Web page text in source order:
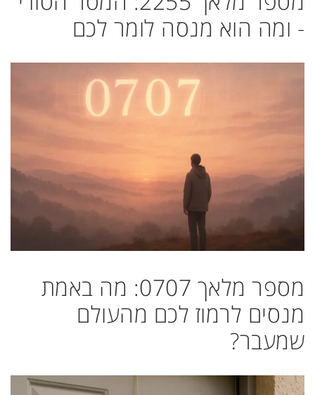
- ומה הוא מנסה לומר לכם
מספר מלאך 0707: מה באמת
מנסים לרמוז לכם מהעולם
שמעבר?